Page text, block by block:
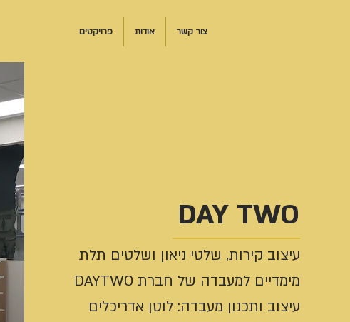
פרויקטים אודות צור קשר
DAY TWO
עיצוב קירות, שלטי ניאון ושלטים תלת
מימדיים למעבדה של חברת DAYTWO
עיצוב ותכנון מעבדה: לוטן אדריכלים